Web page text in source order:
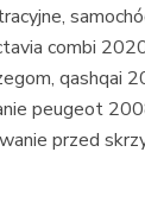
combi
qashqai
peugeot
przed